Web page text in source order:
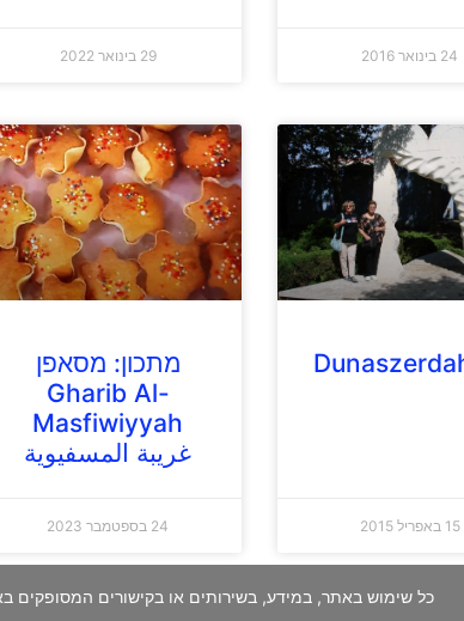
24 בינואר 2016 29 בינואר 2022
15 באפריל 2015
מתכון: מסאפן
Gharib Al-
Masfiwiyyah
غريبة المسفيوية
24 בספטמבר 2023
כל שימוש באתר, במידע, בשירותים או בקישורים המסופקים